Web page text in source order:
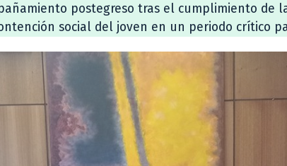
postegreso tras el cumplimiento de
social del joven en un periodo crítico